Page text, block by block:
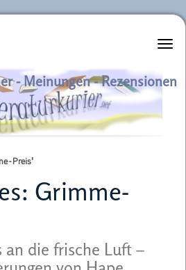
- Meinungen - Rezensionen
Preis'
Grimme-
an die frische Luft –